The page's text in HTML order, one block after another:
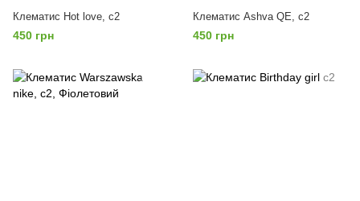
Клематис Hot love, с2
450 грн
Клематис Ashva QE, с2
450 грн